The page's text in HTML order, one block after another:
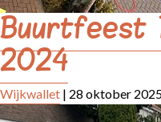
Buurtfeest
2024
Wijkwallet | 28 oktober